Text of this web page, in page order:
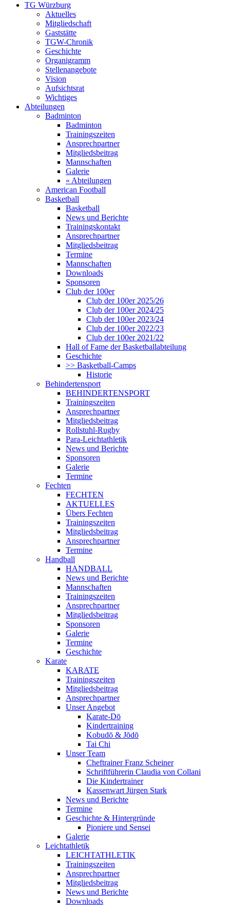
TG Würzburg
Aktuelles
Mitgliedschaft
Gaststätte
TGW-Chronik
Geschichte
Organigramm
Stellenangebote
Vision
Aufsichtsrat
Wichtiges
Abteilungen
Badminton
Badminton
Trainingszeiten
Ansprechpartner
Mitgliedsbeitrag
Mannschaften
Galerie
« Abteilungen
American Football
Basketball
Basketball
News und Berichte
Trainingskontakt
Ansprechpartner
Mitgliedsbeitrag
Termine
Mannschaften
Downloads
Sponsoren
Club der 100er
Club der 100er 2025/26
Club der 100er 2024/25
Club der 100er 2023/24
Club der 100er 2022/23
Club der 100er 2021/22
Hall of Fame der Basketballabteilung
Geschichte
>> Basketball-Camps
Historie
Behindertensport
BEHINDERTENSPORT
Trainingszeiten
Ansprechpartner
Mitgliedsbeitrag
Rollstuhl-Rugby
Para-Leichtathletik
News und Berichte
Sponsoren
Galerie
Termine
Fechten
FECHTEN
AKTUELLES
Übers Fechten
Trainingszeiten
Mitgliedsbeitrag
Ansprechpartner
Termine
Handball
HANDBALL
News und Berichte
Mannschaften
Trainingszeiten
Ansprechpartner
Mitgliedsbeitrag
Sponsoren
Galerie
Termine
Geschichte
Karate
KARATE
Trainingszeiten
Mitgliedsbeitrag
Ansprechpartner
Unser Angebot
Karate-Dō
Kindertraining
Kobudō & Jōdō
Tai Chi
Unser Team
Cheftrainer Franz Scheiner
Schriftführerin Claudia von Collani
Die Kindertrainer
Kassenwart Jürgen Stark
News und Berichte
Termine
Geschichte & Hintergründe
Pioniere und Sensei
Galerie
Leichtathletik
LEICHTATHLETIK
Trainingszeiten
Ansprechpartner
Mitgliedsbeitrag
News und Berichte
Downloads